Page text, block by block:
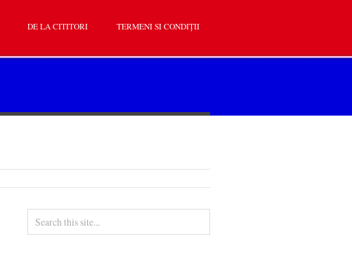
DE LA CITITORI TERMENI SI CONDIȚII